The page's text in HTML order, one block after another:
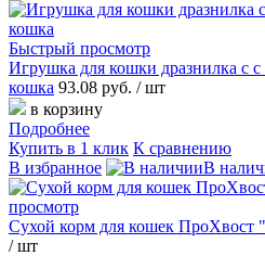
Быстрый просмотр
Игрушка для кошки дразнилка с
кошка 93.08 руб. / шт
в корзину
Подробнее
Купить в 1 клик К сравнению
В избранное
В
просмотр
Сухой корм для кошек ПроХвост
/ шт